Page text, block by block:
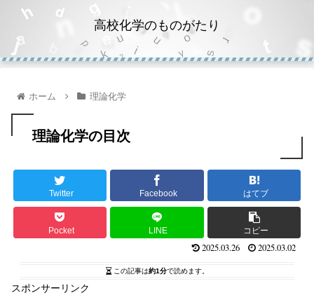
高校化学のものがたり
ホーム 理論化学
理論化学の目次
Twitter Facebook はてブ
Pocket LINE コピー
2025.03.26 2025.03.02
この記事は約1分で読めます。
スポンサーリンク